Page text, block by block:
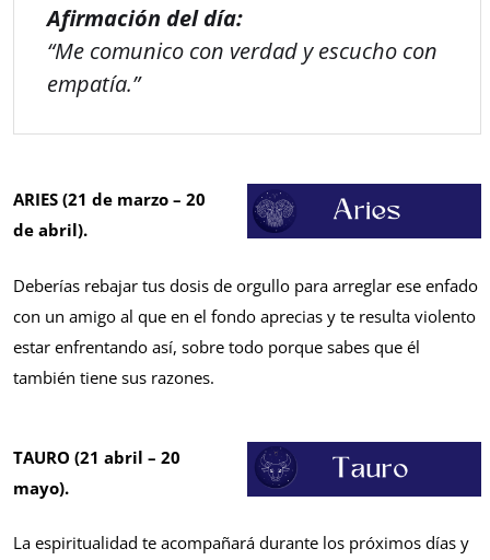
Afirmación del día:
“Me comunico con verdad y escucho con
empatía.”
ARIES (21 de marzo – 20
de abril).
Deberías rebajar tus dosis de orgullo para arreglar ese enfado
con un amigo al que en el fondo aprecias y te resulta violento
estar enfrentando así, sobre todo porque sabes que él
también tiene sus razones.
TAURO (21 abril – 20
mayo).
La espiritualidad te acompañará durante los próximos días y